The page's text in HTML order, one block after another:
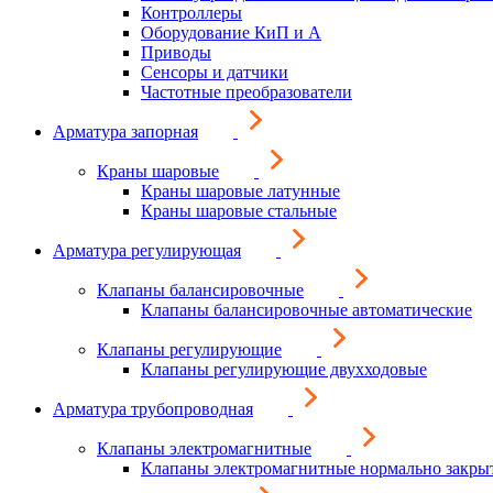
Контроллеры
Оборудование КиП и А
Приводы
Сенсоры и датчики
Частотные преобразователи
Арматура запорная
Краны шаровые
Краны шаровые латунные
Краны шаровые стальные
Арматура регулирующая
Клапаны балансировочные
Клапаны балансировочные автоматические
Клапаны регулирующие
Клапаны регулирующие двухходовые
Арматура трубопроводная
Клапаны электромагнитные
Клапаны электромагнитные нормально